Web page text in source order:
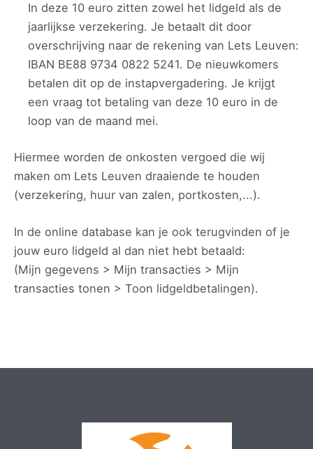
In deze 10 euro zitten zowel het lidgeld als de
jaarlijkse verzekering. Je betaalt dit door
overschrijving naar de rekening van Lets Leuven:
IBAN BE88 9734 0822 5241. De nieuwkomers
betalen dit op de instapvergadering. Je krijgt
een vraag tot betaling van deze 10 euro in de
loop van de maand mei.
Hiermee worden de onkosten vergoed die wij
maken om Lets Leuven draaiende te houden
(verzekering, huur van zalen, portkosten,...).
In de online database kan je ook terugvinden of je
jouw euro lidgeld al dan niet hebt betaald:
(Mijn gegevens > Mijn transacties > Mijn
transacties tonen > Toon lidgeldbetalingen).